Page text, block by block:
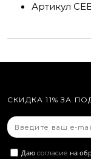
Артикул
СКИДКА 11% ЗА
Даю согласие на